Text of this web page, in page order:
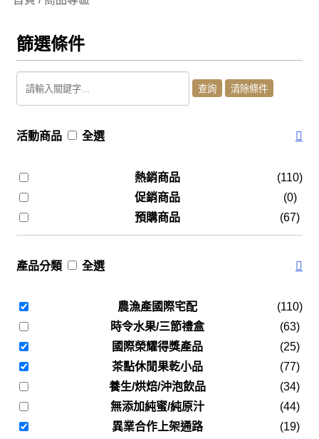
篩選條件
活動商品 全選
熱銷商品
(110)
促銷商品
(0)
預購商品
(67)
產品分類 全選
農漁產國際宅配
(110)
時令水果/三節禮盒
(63)
國際榮耀得獎產品
(25)
茶點休閒果乾小品
(77)
養生/烘焙/沖泡飲品
(34)
無添加純蜜/純原汁
(44)
異業合作上架通路
(19)